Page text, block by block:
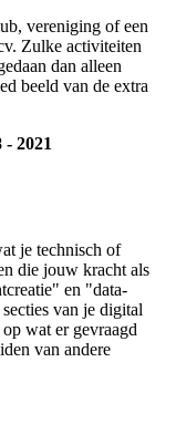
vereniging of een
Zulke activiteiten
dan alleen
beeld van de extra
2021
je technisch of
die jouw kracht als
en "data-
van je digital
wat er gevraagd
van andere